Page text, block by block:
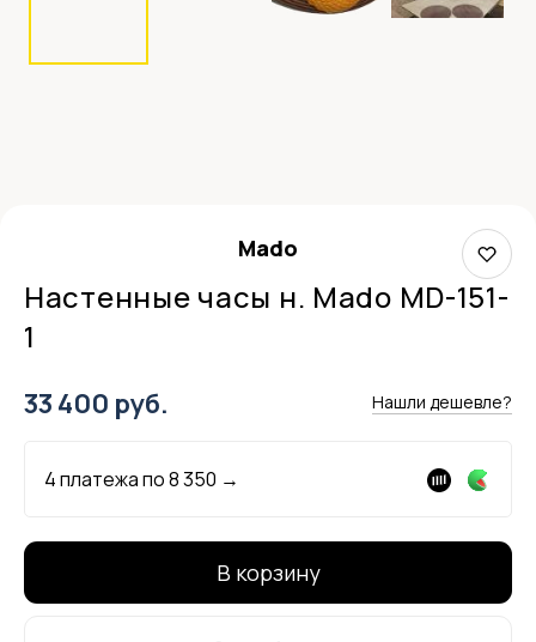
Mado
Настенные часы н. Mado MD-151-
1
33 400 руб. Нашли дешевле?
4 платежа по8 350 →
В корзину